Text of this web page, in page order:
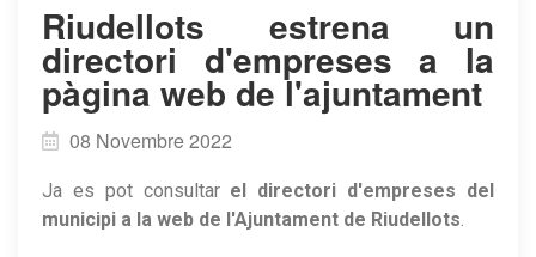
Riudellots estrena un
directori d'empreses a la
pàgina web de l'ajuntament
08 Novembre 2022
Ja es pot consultar el directori d'empreses del
municipi a la web de l'Ajuntament de Riudellots.